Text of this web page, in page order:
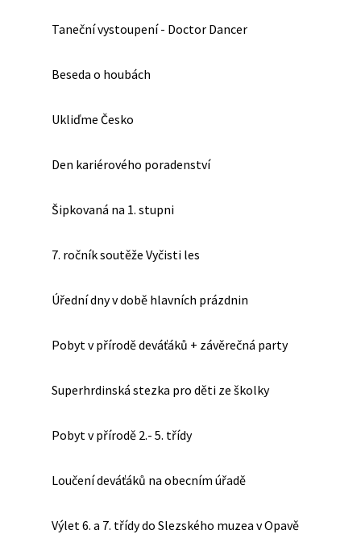
Taneční vystoupení - Doctor Dancer
Beseda o houbách
Ukliďme Česko
Den kariérového poradenství
Šipkovaná na 1. stupni
7. ročník soutěže Vyčisti les
Úřední dny v době hlavních prázdnin
Pobyt v přírodě deváťáků + závěrečná party
Superhrdinská stezka pro děti ze školky
Pobyt v přírodě 2.- 5. třídy
Loučení deváťáků na obecním úřadě
Výlet 6. a 7. třídy do Slezského muzea v Opavě